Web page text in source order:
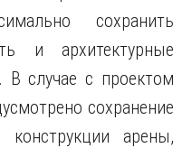
сохранить
и архитектурные
В случае с проектом
сохранение
конструкции арены,